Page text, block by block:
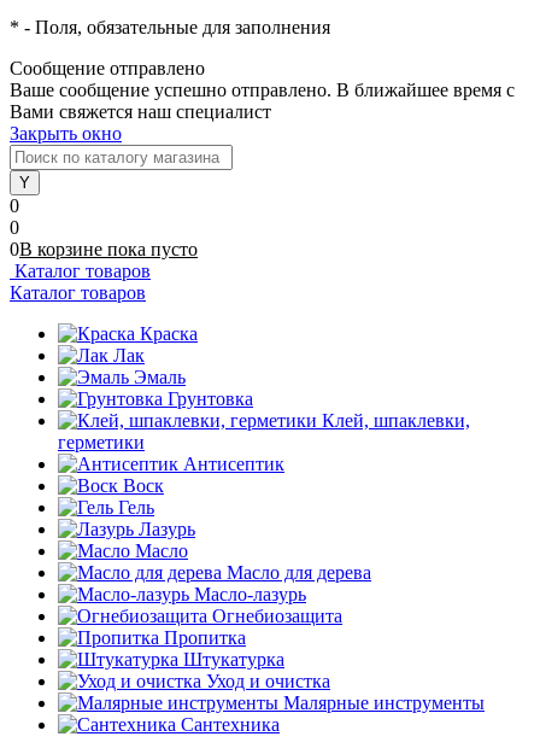
* - Поля, обязательные для заполнения
Сообщение отправлено
Ваше сообщение успешно отправлено. В ближайшее время с
Вами свяжется наш специалист
Закрыть окно
0
0
0В корзине пока пусто
Каталог товаров
Каталог товаров
Краска
Лак
Эмаль
Грунтовка
Клей, шпаклевки,
герметики
Антисептик
Воск
Гель
Лазурь
Масло
Масло для дерева
Масло-лазурь
Огнебиозащита
Пропитка
Штукатурка
Уход и очистка
Малярные инструменты
Сантехника